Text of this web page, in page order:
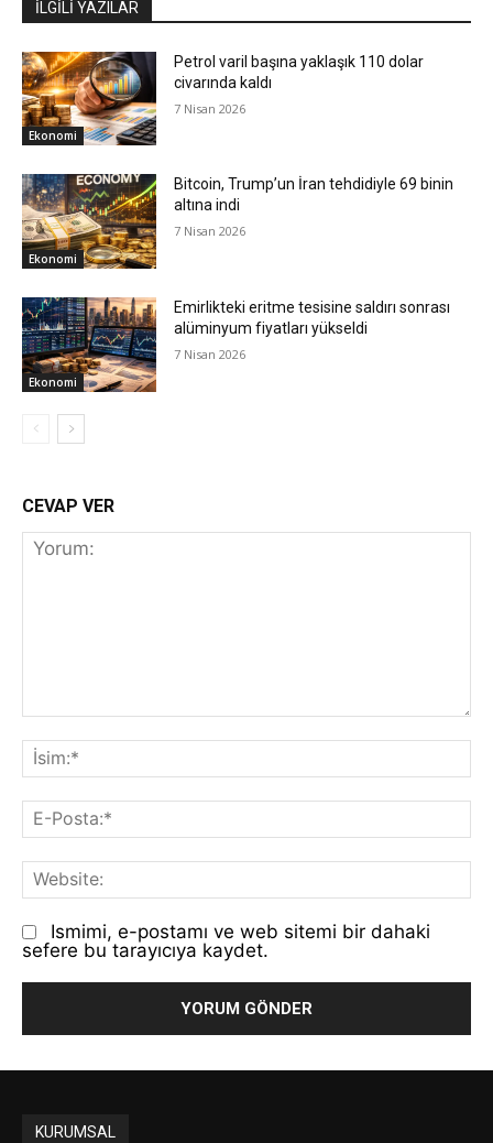
İLGİLİ YAZILAR
Ekonomi
Petrol varil başına yaklaşık 110 dolar
civarında kaldı
7 Nisan 2026
Ekonomi
Bitcoin, Trump’un İran tehdidiyle 69 binin
altına indi
7 Nisan 2026
Ekonomi
Emirlikteki eritme tesisine saldırı sonrası
alüminyum fiyatları yükseldi
7 Nisan 2026
CEVAP VER
Yorum:
E-
Ismimi, e-postamı ve web sitemi bir dahaki
sefere bu tarayıcıya kaydet.
KURUMSAL